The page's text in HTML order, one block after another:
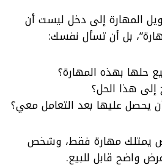
المهارة إلى دخل ليست أن
بل أن تسأل نفسك:
حلها بهذه المهارة؟
هذا الحل؟
يحصل عليها بعد التعامل معي؟
يمتلك مهارة فقط، وشخص
واضح قابل للبيع.